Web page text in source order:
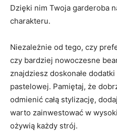
Dzięki nim Twoja garderoba‌
charakteru.
Niezależnie ⁣od​ tego, czy
czy bardziej nowoczesne
znajdziesz doskonałe
pastelowej. Pamiętaj, że
odmienić całą stylizację,
warto ⁢zainwestować w
ożywią każdy strój.